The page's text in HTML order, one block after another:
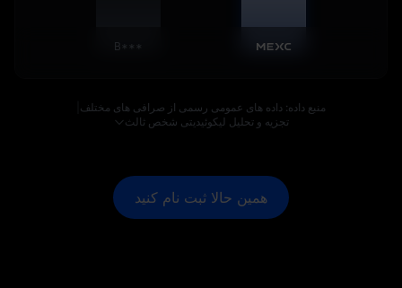
B***
منبع داده: داده های عمومی رسمی از صرافی های مختلف
تجزیه و تحلیل لیکوئیدیتی شخص ثالث
همین حالا ثبت‌ نام کنید